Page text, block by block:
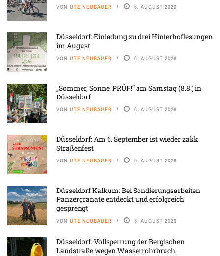
VON UTE NEUBAUER 6. AUGUST 2026
Düsseldorf: Einladung zu drei Hinterhoflesungen
im August
VON UTE NEUBAUER 6. AUGUST 2026
„Sommer, Sonne, PRÜF!“ am Samstag (8.8.) in
Düsseldorf
VON UTE NEUBAUER 6. AUGUST 2026
Düsseldorf: Am 6. September ist wieder zakk
Straßenfest
VON UTE NEUBAUER 5. AUGUST 2026
Düsseldorf Kalkum: Bei Sondierungsarbeiten
Panzergranate entdeckt und erfolgreich
gesprengt
VON UTE NEUBAUER 5. AUGUST 2026
Düsseldorf: Vollsperrung der Bergischen
Landstraße wegen Wasserrohrbruch